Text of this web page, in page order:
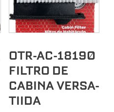
OTR-AC-18190
FILTRO DE
CABINA VERSA-
TIIDA